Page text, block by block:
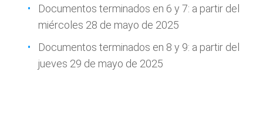
Documentos terminados en 6 y 7: a partir del
miércoles 28 de mayo de 2025
Documentos terminados en 8 y 9: a partir del
jueves 29 de mayo de 2025